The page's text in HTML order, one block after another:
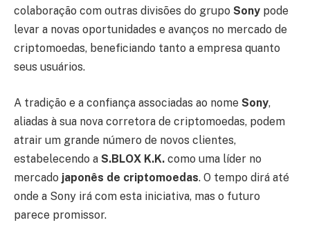
colaboração com outras divisões do grupo Sony pode
levar a novas oportunidades e avanços no mercado de
criptomoedas, beneficiando tanto a empresa quanto
seus usuários.
A tradição e a confiança associadas ao nome Sony,
aliadas à sua nova corretora de criptomoedas, podem
atrair um grande número de novos clientes,
estabelecendo a S.BLOX K.K. como uma líder no
mercado japonês de criptomoedas. O tempo dirá até
onde a Sony irá com esta iniciativa, mas o futuro
parece promissor.